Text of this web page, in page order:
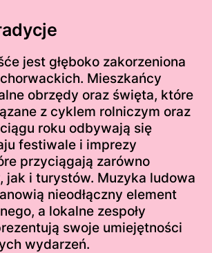
jest głęboko zakorzeniona
Mieszkańcy
obrzędy oraz święta, które
z cyklem rolniczym oraz
roku odbywają się
festiwale i imprezy
przyciągają zarówno
jak i turystów. Muzyka ludowa
nieodłączny element
a lokalne zespoły
swoje umiejętności
wydarzeń.